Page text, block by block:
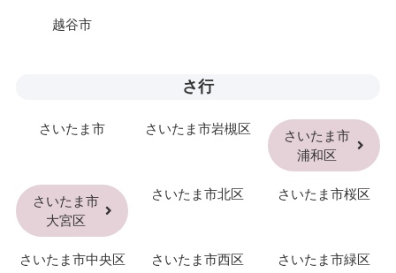
越谷市
さ行
さいたま市 さいたま市岩槻区
さいたま市
浦和区
さいたま市
大宮区
さいたま市北区 さいたま市桜区
さいたま市中央区 さいたま市西区 さいたま市緑区